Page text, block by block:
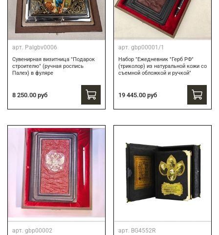
арт. Palgbv0006
Сувенирная визитница "Подарок
строителю" (ручная роспись
Палех) в фуляре
8 250.00 руб
арт. gbp00001/1
Набор "Ежедневник "Герб РФ"
(триколор) из натуральной кожи со
съемной обложкой и ручкой"
19 445.00 руб
арт. gbp00002 арт. BG4552R